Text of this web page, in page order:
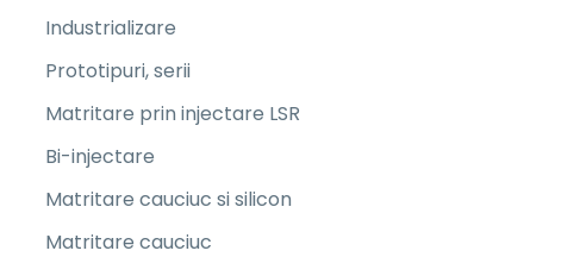
Industrializare
Prototipuri, serii
Matritare prin injectare LSR
Bi-injectare
Matritare cauciuc si silicon
Matritare cauciuc